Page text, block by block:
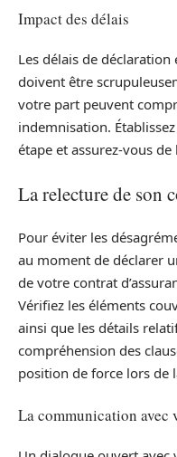
Impact des délais
Les délais de
doivent être
votre part peuvent
indemnisation.
étape et assurez-vous de
La relecture de son
Pour éviter les
au moment de déclarer
de votre contrat
Vérifiez les éléments
ainsi que les détails
compréhension des
position de force lors de
La communication avec